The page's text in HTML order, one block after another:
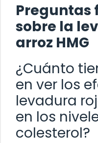
Preguntas
sobre la
arroz HMG
¿Cuánto
en ver los
levadura
en los
colesterol?